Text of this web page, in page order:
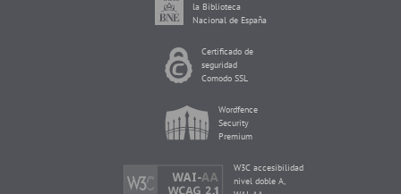
la Biblioteca
Nacional de España
Certificado de
seguridad
Comodo SSL
Wordfence
Security
Premium
W3C accesibilidad
nivel doble A,